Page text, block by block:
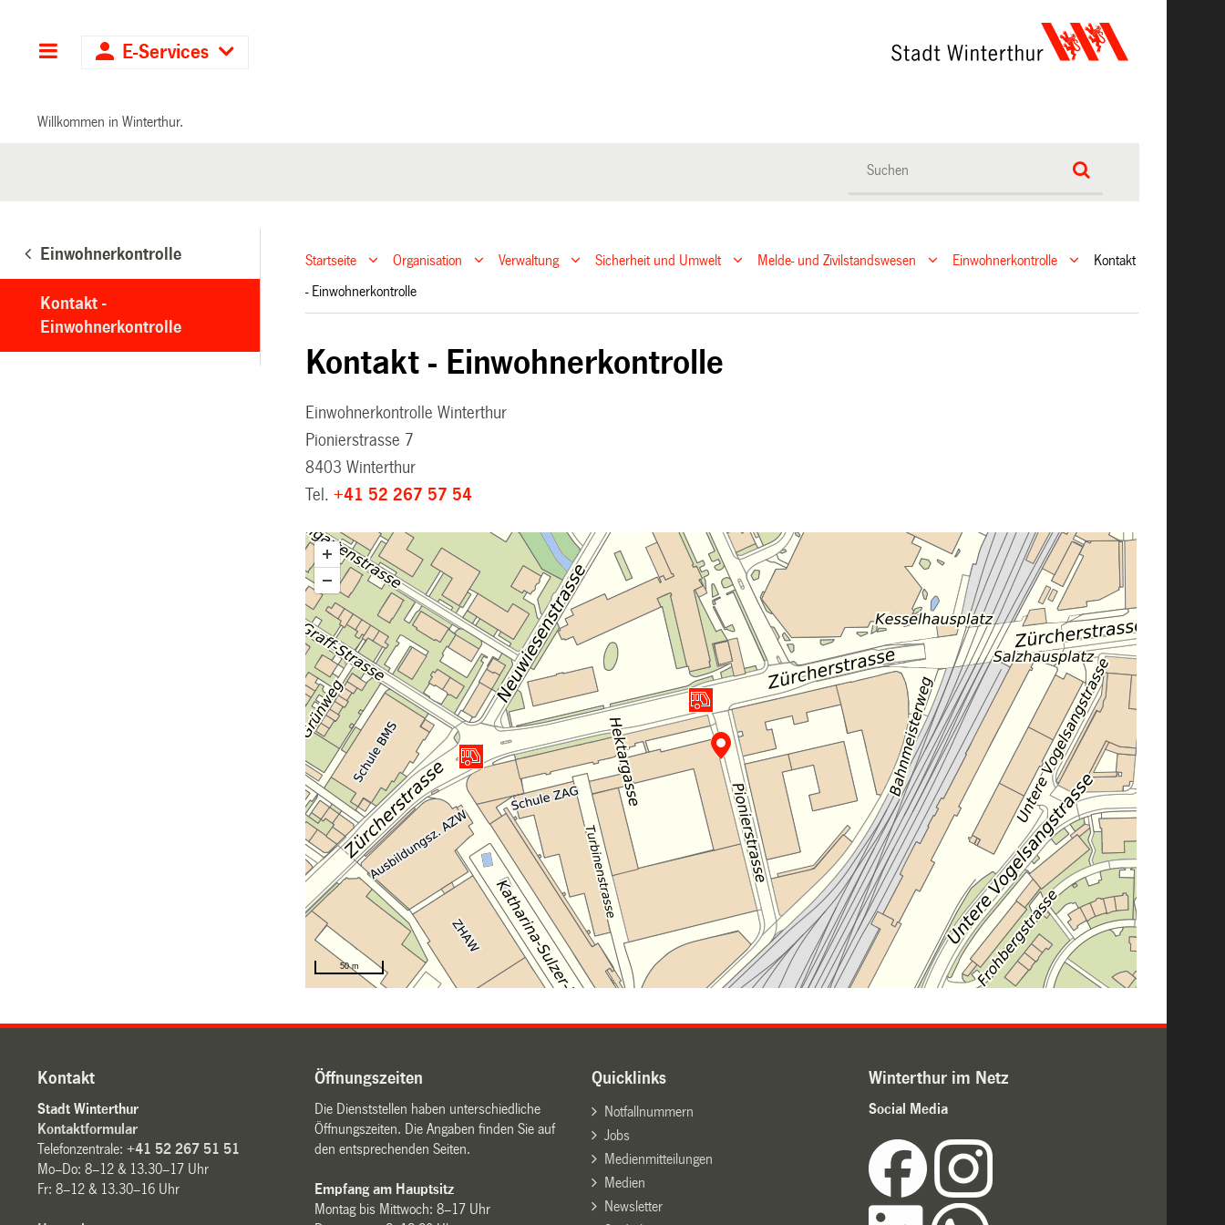
Hauptnavigation
E-Services
Willkommen in Winterthur.
Einwohnerkontrolle
Kontakt -
Einwohnerkontrolle
Startseite Organisation Verwaltung Sicherheit und Umwelt Melde- und Zivilstandswesen Einwohnerkontrolle
Kontakt
- Einwohnerkontrolle
Kontakt - Einwohnerkontrolle
Einwohnerkontrolle Winterthur
Pionierstrasse 7
8403 Winterthur
Tel.+41 52 267 57 54
Kontakt
Stadt Winterthur
Kontaktformular
Telefonzentrale:+41 52 267 51 51
Mo–Do: 8–12 & 13.30–17 Uhr
Fr: 8–12 & 13.30–16 Uhr
Öffnungszeiten
Die Dienststellen haben unterschiedliche
Öffnungszeiten. Die Angaben finden Sie auf
den entsprechenden Seiten.
Empfang am Hauptsitz
Montag bis Mittwoch: 8–17 Uhr
Quicklinks
Notfallnummern
Jobs
Medienmitteilungen
Medien
Newsletter
Winterthur im Netz
Social Media